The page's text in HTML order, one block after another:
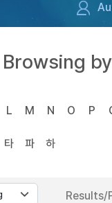
Browsing
L M N O P
타 파 하
Results/